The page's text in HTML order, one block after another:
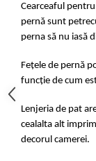
Cearceaful
pernă sunt
perna să nu iasă
Fețele de pernă
funcție de cum
Lenjeria de pat
cealalta alt
decorul camerei.